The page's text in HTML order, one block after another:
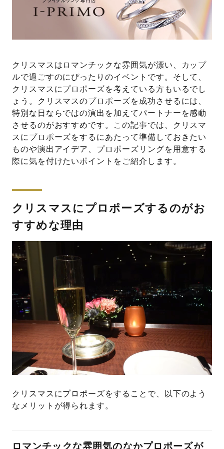
クリスマスはロマンチックな雰囲気が漂い、カップ
ルで過ごすのにぴったりのイベントです。そして、
クリスマスにプロポーズを考えている方もいるでし
ょう。クリスマスのプロポーズを成功させるには、
特別な日ならではの演出を加えてパートナーを感動
させるのがおすすめです。この記事では、クリスマ
スにプロポーズをするにあたって準備しておきたい
ものや演出アイデア、プロポーズリングを用意する
際に気を付けたいポイントをご紹介します。
クリスマスにプロポーズするのがお
すすめな理由
クリスマスにプロポーズをすることで、以下のよう
なメリットが得られます。
ロマンチックな雰囲気のなかプロポーズが